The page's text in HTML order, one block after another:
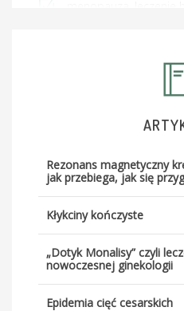
laseroterapia
zaburzenia statyki
pochwowe
nowotwory narządów
onkologiczne-
osteoporoza -
(hormonalne)
Rezonans magnetyczny
jak przebiega, jak się
Kłykciny kończyste
„Dotyk Monalisy” czyli
nowoczesnej ginekologii
Epidemia cięć cesarskich